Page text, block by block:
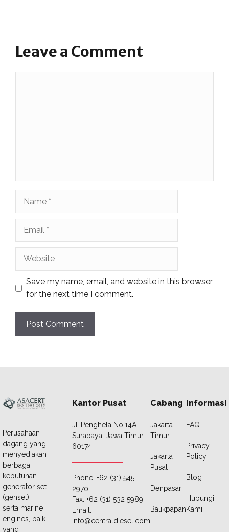
Leave a Comment
Save my name, email, and website in this browser
for the next time I comment.
Perusahaan
dagang yang
menyediakan
berbagai
kebutuhan
generator set
(genset)
serta marine
engines, baik
yang
Kantor Pusat
JI. Penghela No.14A
Surabaya, Jawa Timur
60174
Phone: +62 (31) 545
2970
Fax: +62 (31) 532 5989
Email:
info@centraldiesel.com
Cabang
Jakarta
Timur
Jakarta
Pusat
Denpasar
Balikpapan
Informasi
FAQ
Privacy
Policy
Blog
Hubungi
Kami